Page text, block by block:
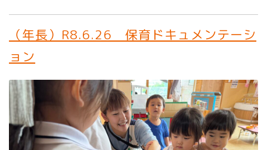
（年長）R8.6.26 保育ドキュメンテーシ
ョン